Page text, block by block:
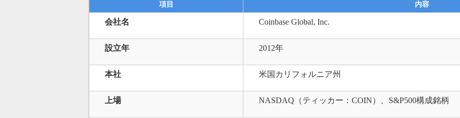
項目 内容
会社名 Coinbase Global, Inc.
設立年 2012年
本社 米国カリフォルニア州
上場 NASDAQ（ティッカー：COIN）、S&P500構成銘柄